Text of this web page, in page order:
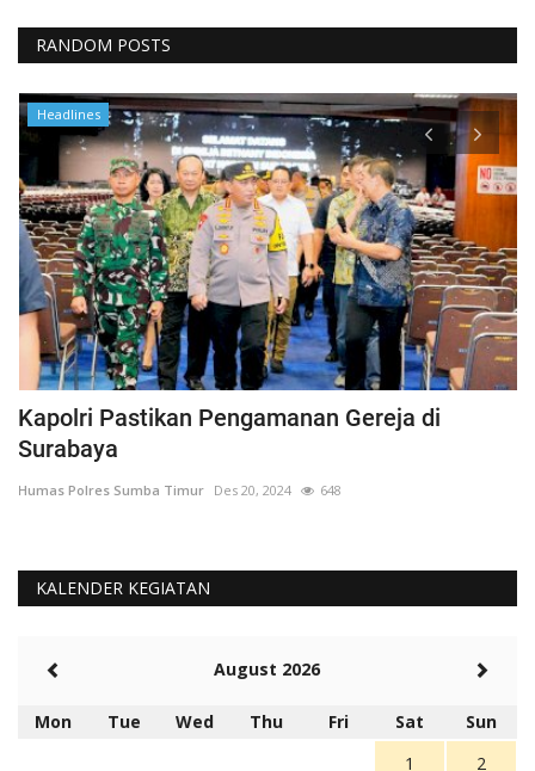
RANDOM POSTS
Headlines
Kapolri Pastikan Pengamanan Gereja di
Surabaya
Humas Polres Sumba Timur Des 20, 2024 648
KALENDER KEGIATAN
August 2026
Mon Tue Wed Thu Fri Sat
Sun
1
2